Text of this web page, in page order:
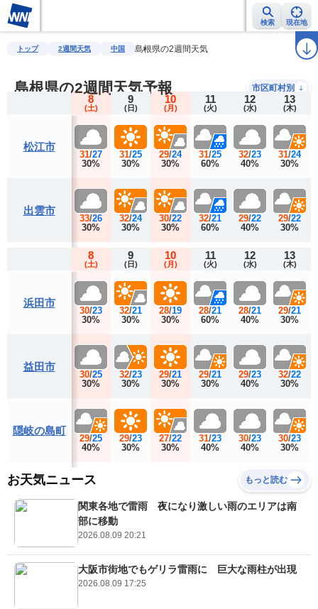
検索 現在地
雨雲レーダー 台風情報 地震情報 警報・注意報 ラ
トップ 2週間天気 中国 島根県の2週間天気
島根県の2週間天気予報 市区町村別
松江市
出雲市
8
(土)
31/27
30%
33/26
30%
9
(日)
31/25
30%
32/24
30%
10
(月)
29/24
30%
30/22
30%
11
(火)
31/25
60%
32/21
60%
12
(水)
32/23
40%
29/22
40%
13
(木)
31/24
30%
29/22
30%
浜田市
益田市
隠岐の島町
8
(土)
30/23
30%
30/25
30%
29/25
40%
9
(日)
32/21
30%
32/23
30%
29/23
30%
10
(月)
28/19
30%
29/21
30%
27/22
30%
11
(火)
28/21
60%
29/21
30%
31/23
40%
12
(水)
28/21
40%
29/23
40%
30/23
40%
13
(木)
29/21
30%
32/22
30%
30/23
30%
お天気ニュース もっと読む
関東各地で雷雨 夜になり激しい雨のエリアは南
部に移動
2026.08.09 20:21
大阪市街地でもゲリラ雷雨に 巨大な雨柱が出現
2026.08.09 17:25